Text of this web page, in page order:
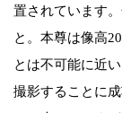
置されています
と。本尊は像高
とは不可能に近
撮影することに